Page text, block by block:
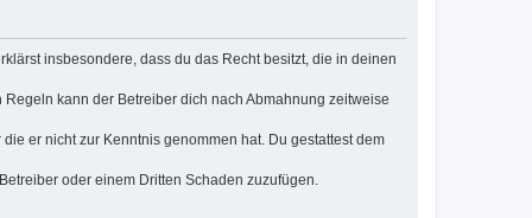
insbesondere, dass du das Recht besitzt, die in deinen
kann der Betreiber dich nach Abmahnung zeitweise
er nicht zur Kenntnis genommen hat. Du gestattest dem
oder einem Dritten Schaden zuzufügen.